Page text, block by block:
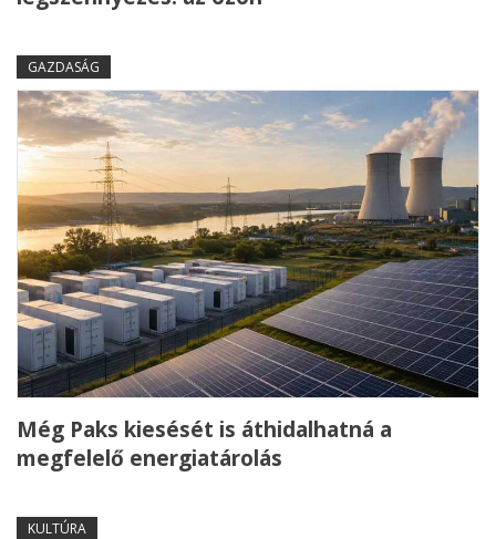
GAZDASÁG
Még Paks kiesését is áthidalhatná a
megfelelő energiatárolás
KULTÚRA